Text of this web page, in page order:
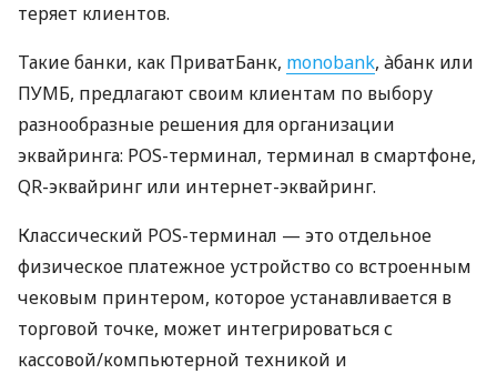
теряет клиентов.
Такие банки, как ПриватБанк, monobank, àбанк или
ПУМБ, предлагают своим клиентам по выбору
разнообразные решения для организации
эквайринга: POS-терминал, терминал в смартфоне,
QR-эквайринг или интернет-эквайринг.
Классический POS-терминал — это отдельное
физическое платежное устройство со встроенным
чековым принтером, которое устанавливается в
торговой точке, может интегрироваться с
кассовой/компьютерной техникой и